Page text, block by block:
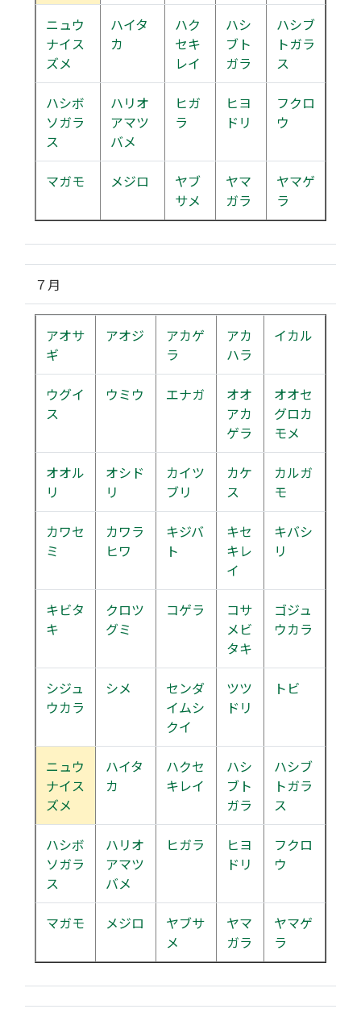
ニュウ
ナイス
ズメ
ハイタ
カ
ハク
セキ
レイ
ハシ
ブト
ガラ
ハシブ
トガラ
ス
ハシボ
ソガラ
ス
ハリオ
アマツ
バメ
ヒガ
ラ
ヒヨ
ドリ
フクロ
ウ
マガモ メジロ
ヤブ
サメ
ヤマ
ガラ
ヤマゲ
ラ
７月
アオサ
ギ
アオジ
アカゲ
ラ
アカ
ハラ
イカル
ウグイ
ス
ウミウ エナガ
オオ
アカ
ゲラ
オオセ
グロカ
モメ
オオル
リ
オシド
リ
カイツ
ブリ
カケ
ス
カルガ
モ
カワセ
ミ
カワラ
ヒワ
キジバ
ト
キセ
キレ
イ
キバシ
リ
キビタ
キ
クロツ
グミ
コゲラ
コサ
メビ
タキ
ゴジュ
ウカラ
シジュ
ウカラ
シメ
センダ
イムシ
クイ
ツツ
ドリ
トビ
ニュウ
ナイス
ズメ
ハイタ
カ
ハクセ
キレイ
ハシ
ブト
ガラ
ハシブ
トガラ
ス
ハシボ
ソガラ
ス
ハリオ
アマツ
バメ
ヒガラ
ヒヨ
ドリ
フクロ
ウ
マガモ メジロ
ヤブサ
メ
ヤマ
ガラ
ヤマゲ
ラ